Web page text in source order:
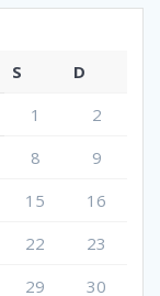
S
D
1
2
8
9
15
16
22
23
29
30